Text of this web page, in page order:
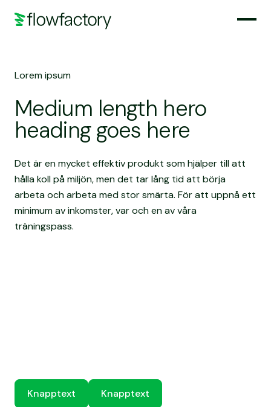
Lorem ipsum
Medium length hero
heading goes here
Det är en mycket effektiv produkt som hjälper till att
hålla koll på miljön, men det tar lång tid att börja
arbeta och arbeta med stor smärta. För att uppnå ett
minimum av inkomster, var och en av våra
träningspass.
Knapptext
Knapptext
Knapptext
Knapptext